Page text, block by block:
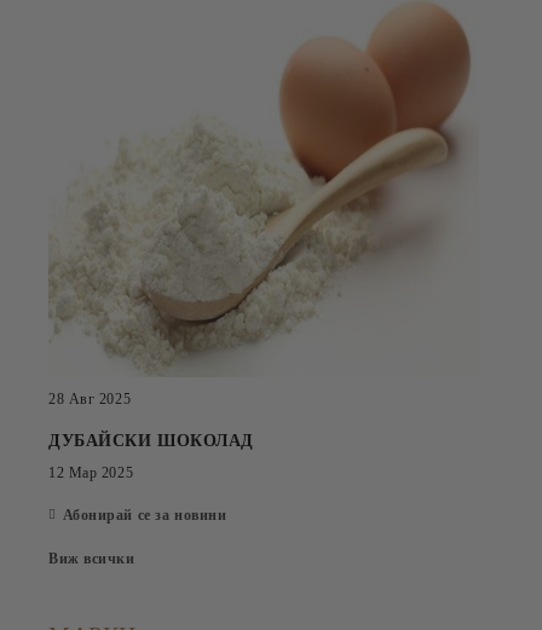
28 Авг 2025
ДУБАЙСКИ ШОКОЛАД
12 Мар 2025
Абонирай се за новини
Виж всички